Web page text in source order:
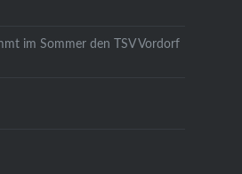
im Sommer den TSV Vordorf